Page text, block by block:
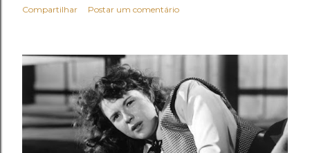
Compartilhar Postar um comentário